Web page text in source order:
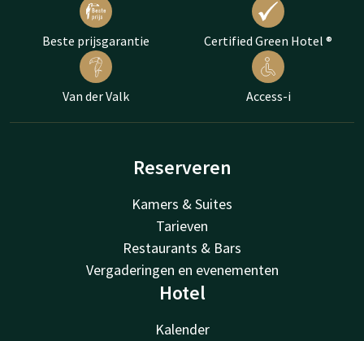
Beste prijsgarantie Certified Green Hotel ®
Van der Valk Access-i
Reserveren
Kamers & Suites
Tarieven
Restaurants & Bars
Vergaderingen en evenementen
Hotel
Kalender